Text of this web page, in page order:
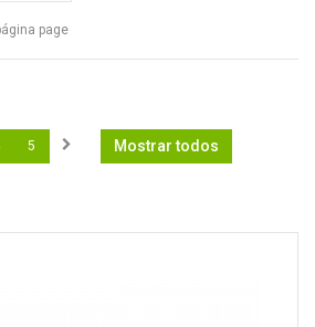
page
Mostrar todos
5